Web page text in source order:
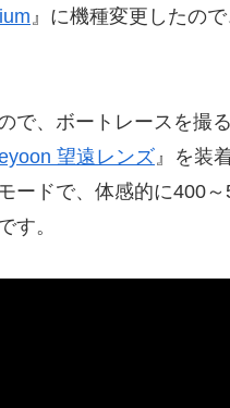
』に機種変更したの
で、ボートレースを撮
望遠レンズ 』を装
ードで、体感的に400
す。